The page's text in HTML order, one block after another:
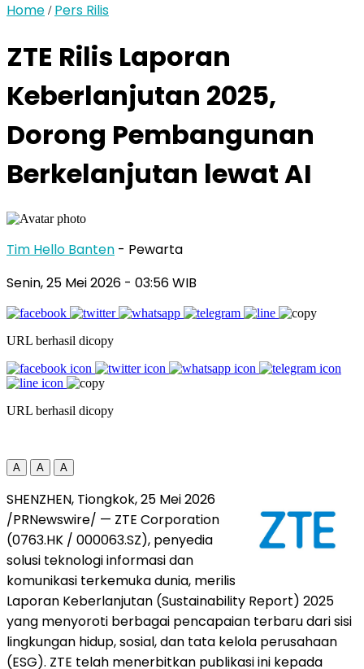
Home / Pers Rilis
ZTE Rilis Laporan
Keberlanjutan 2025,
Dorong Pembangunan
Berkelanjutan lewat AI
Tim Hello Banten - Pewarta
Senin, 25 Mei 2026 - 03:56 WIB
URL berhasil dicopy
URL berhasil dicopy
A A A
SHENZHEN, Tiongkok, 25 Mei 2026
/PRNewswire/ — ZTE Corporation
(0763.HK / 000063.SZ), penyedia
solusi teknologi informasi dan
komunikasi terkemuka dunia, merilis
Laporan Keberlanjutan (Sustainability Report) 2025
yang menyoroti berbagai pencapaian terbaru dari sisi
lingkungan hidup, sosial, dan tata kelola perusahaan
(ESG). ZTE telah menerbitkan publikasi ini kepada